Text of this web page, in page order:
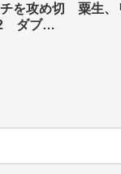
を攻め切
ダブル
粟生、